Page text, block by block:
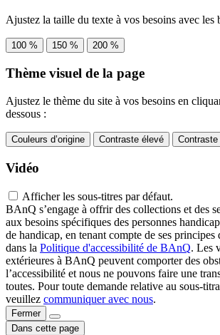
Ajustez la taille du texte à vos besoins avec les
100 % 150 % 200 %
Thème visuel de la page
Ajustez le thème du site à vos besoins en
dessous :
Couleurs d’origine Contraste élevé
Vidéo
Afficher les sous-titres par défaut.
BAnQ s’engage à offrir des collections et des
aux besoins spécifiques des personnes
de handicap, en tenant compte de ses principes
dans la Politique d'accessibilité de BAnQ. Les
extérieures à BAnQ peuvent comporter des
l’accessibilité et nous ne pouvons faire une
toutes. Pour toute demande relative au sous-
veuillez communiquer avec nous.
Fermer
Dans cette page